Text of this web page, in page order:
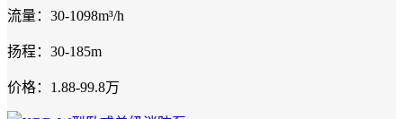
流量：30-1098m³/h
扬程：30-185m
价格：1.88-99.8万